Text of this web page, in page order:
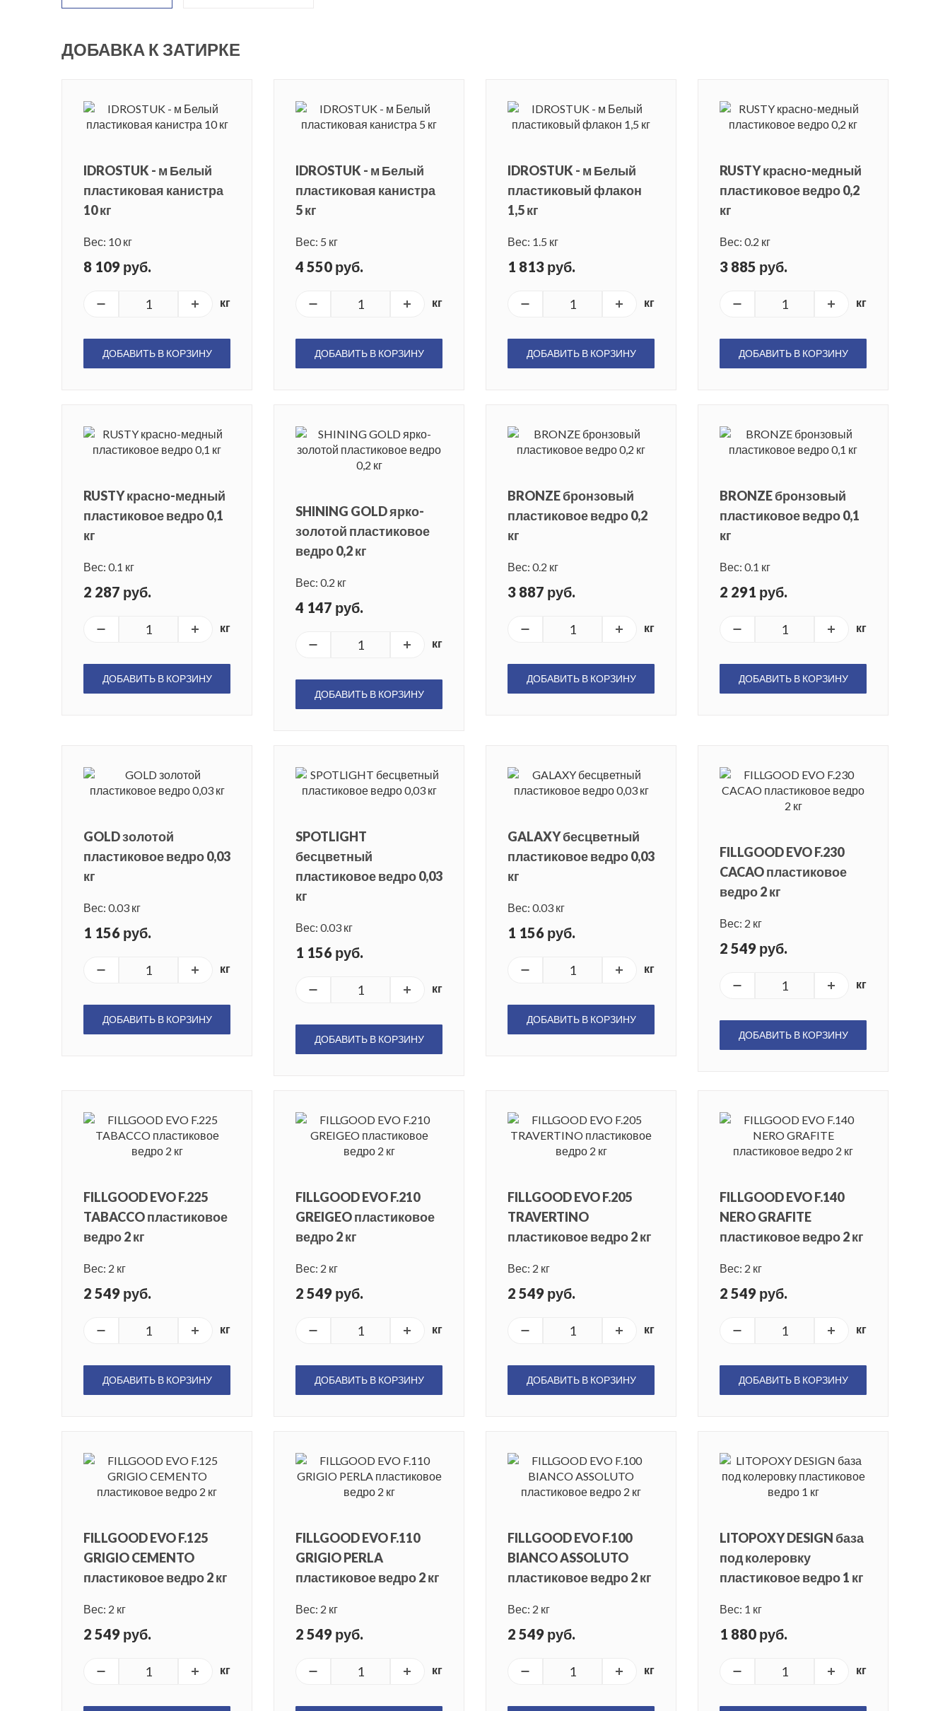
ДОБАВКА К ЗАТИРКЕ
IDROSTUK - м Белый
пластиковая канистра
10 кг
Вес: 10 кг
8 109 руб.
кг
ДОБАВИТЬ В КОРЗИНУ
IDROSTUK - м Белый
пластиковая канистра
5 кг
Вес: 5 кг
4 550 руб.
кг
ДОБАВИТЬ В КОРЗИНУ
IDROSTUK - м Белый
пластиковый флакон
1,5 кг
Вес: 1.5 кг
1 813 руб.
кг
ДОБАВИТЬ В КОРЗИНУ
RUSTY красно-медный
пластиковое ведро 0,2
кг
Вес: 0.2 кг
3 885 руб.
кг
ДОБАВИТЬ В КОРЗИНУ
RUSTY красно-медный
пластиковое ведро 0,1
кг
Вес: 0.1 кг
2 287 руб.
кг
ДОБАВИТЬ В КОРЗИНУ
SHINING GOLD ярко-
золотой пластиковое
ведро 0,2 кг
Вес: 0.2 кг
4 147 руб.
кг
ДОБАВИТЬ В КОРЗИНУ
BRONZE бронзовый
пластиковое ведро 0,2
кг
Вес: 0.2 кг
3 887 руб.
кг
ДОБАВИТЬ В КОРЗИНУ
BRONZE бронзовый
пластиковое ведро 0,1
кг
Вес: 0.1 кг
2 291 руб.
кг
ДОБАВИТЬ В КОРЗИНУ
GOLD золотой
пластиковое ведро 0,03
кг
Вес: 0.03 кг
1 156 руб.
кг
ДОБАВИТЬ В КОРЗИНУ
SPOTLIGHT
бесцветный
пластиковое ведро 0,03
кг
Вес: 0.03 кг
1 156 руб.
кг
ДОБАВИТЬ В КОРЗИНУ
GALAXY бесцветный
пластиковое ведро 0,03
кг
Вес: 0.03 кг
1 156 руб.
кг
ДОБАВИТЬ В КОРЗИНУ
FILLGOOD EVO F.230
CACAO пластиковое
ведро 2 кг
Вес: 2 кг
2 549 руб.
кг
ДОБАВИТЬ В КОРЗИНУ
FILLGOOD EVO F.225
TABACCO пластиковое
ведро 2 кг
Вес: 2 кг
2 549 руб.
кг
ДОБАВИТЬ В КОРЗИНУ
FILLGOOD EVO F.210
GREIGEO пластиковое
ведро 2 кг
Вес: 2 кг
2 549 руб.
кг
ДОБАВИТЬ В КОРЗИНУ
FILLGOOD EVO F.205
TRAVERTINO
пластиковое ведро 2 кг
Вес: 2 кг
2 549 руб.
кг
ДОБАВИТЬ В КОРЗИНУ
FILLGOOD EVO F.140
NERO GRAFITE
пластиковое ведро 2 кг
Вес: 2 кг
2 549 руб.
кг
ДОБАВИТЬ В КОРЗИНУ
FILLGOOD EVO F.125
GRIGIO CEMENTO
пластиковое ведро 2 кг
Вес: 2 кг
2 549 руб.
кг
FILLGOOD EVO F.110
GRIGIO PERLA
пластиковое ведро 2 кг
Вес: 2 кг
2 549 руб.
кг
FILLGOOD EVO F.100
BIANCO ASSOLUTO
пластиковое ведро 2 кг
Вес: 2 кг
2 549 руб.
кг
LITOPOXY DESIGN база
под колеровку
пластиковое ведро 1 кг
Вес: 1 кг
1 880 руб.
кг